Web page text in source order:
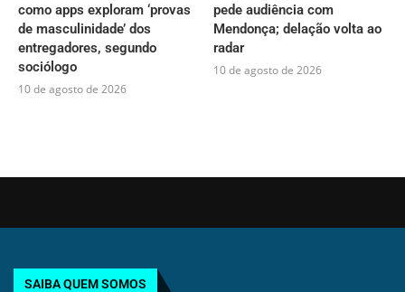
como apps exploram ‘provas
de masculinidade’ dos
entregadores, segundo
sociólogo
10 de agosto de 2026
pede audiência com
Mendonça; delação volta ao
radar
10 de agosto de 2026
SAIBA QUEM SOMOS